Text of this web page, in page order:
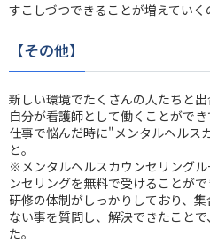
すこしづつできることが増えていく
【その他】
新しい環境でたくさんの人たちと出
自分が看護師として働くことができ
仕事で悩んだ時に"メンタルヘルス
と。
※メンタルヘルスカウンセリング
ンセリングを無料で受けることがで
研修の体制がしっかりしており、
ない事を質問し、解決できたこと
た。